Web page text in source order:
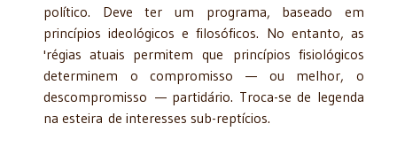
político. Deve ter um programa, baseado em
princípios ideológicos e filosóficos. No entanto, as
'régias atuais permitem que princípios fisiológicos
determinem o compromisso — ou melhor, o
descompromisso — partidário. Troca-se de legenda
na esteira de interesses sub-reptícios.